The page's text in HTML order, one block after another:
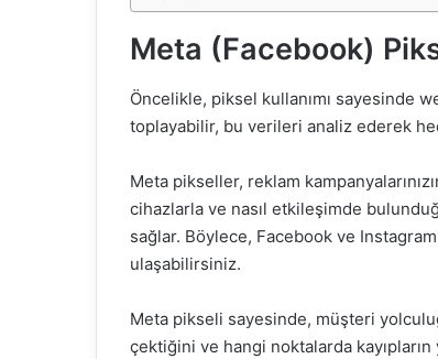
Meta (Facebook)
Öncelikle, piksel kullanımı sayesinde
toplayabilir, bu verileri analiz ederek
Meta pikseller, reklam
cihazlarla ve nasıl etkileşimde
sağlar. Böylece, Facebook ve
ulaşabilirsiniz.
Meta pikseli sayesinde, müşteri
çektiğini ve hangi noktalarda